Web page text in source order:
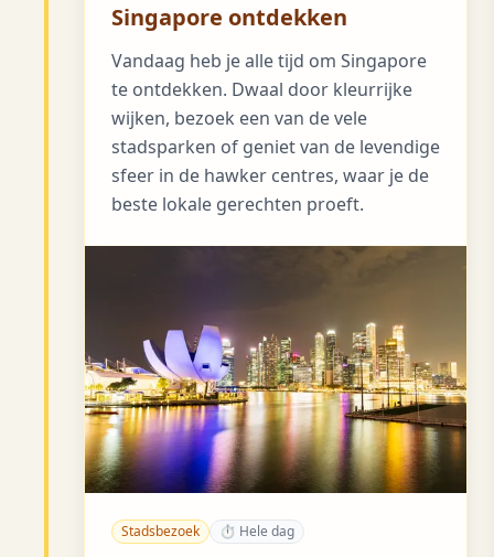
Singapore ontdekken
Vandaag heb je alle tijd om Singapore
te ontdekken. Dwaal door kleurrijke
wijken, bezoek een van de vele
stadsparken of geniet van de levendige
sfeer in de hawker centres, waar je de
beste lokale gerechten proeft.
Stadsbezoek ⏱ Hele dag